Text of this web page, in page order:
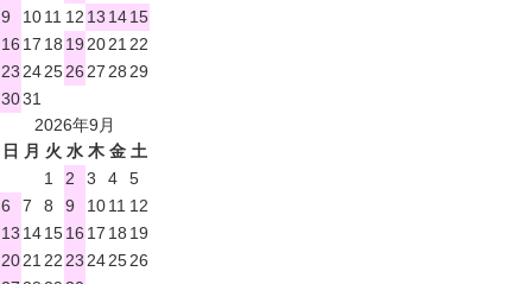
9 1011 12 13 1415
16 17 18 19 2021 22
23 242526 27 28 29
3031
2026年9月
日
月 火 水 木 金 土
1
2 3 4
5
6
7 8 9 1011 12
13 141516 17 18 19
2021 22 23 242526